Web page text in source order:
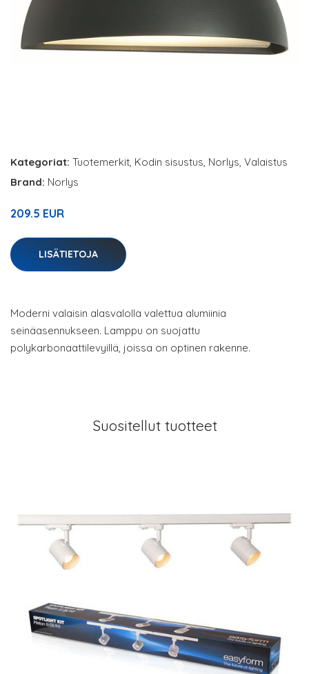
Kategoriat: Tuotemerkit, Kodin sisustus, Norlys, Valaistus
Brand: Norlys
209.5 EUR
LISÄTIETOJA
Moderni valaisin alasvalolla valettua alumiinia
seinäasennukseen. Lamppu on suojattu
polykarbonaattilevyillä, joissa on optinen rakenne.
Suositellut tuotteet